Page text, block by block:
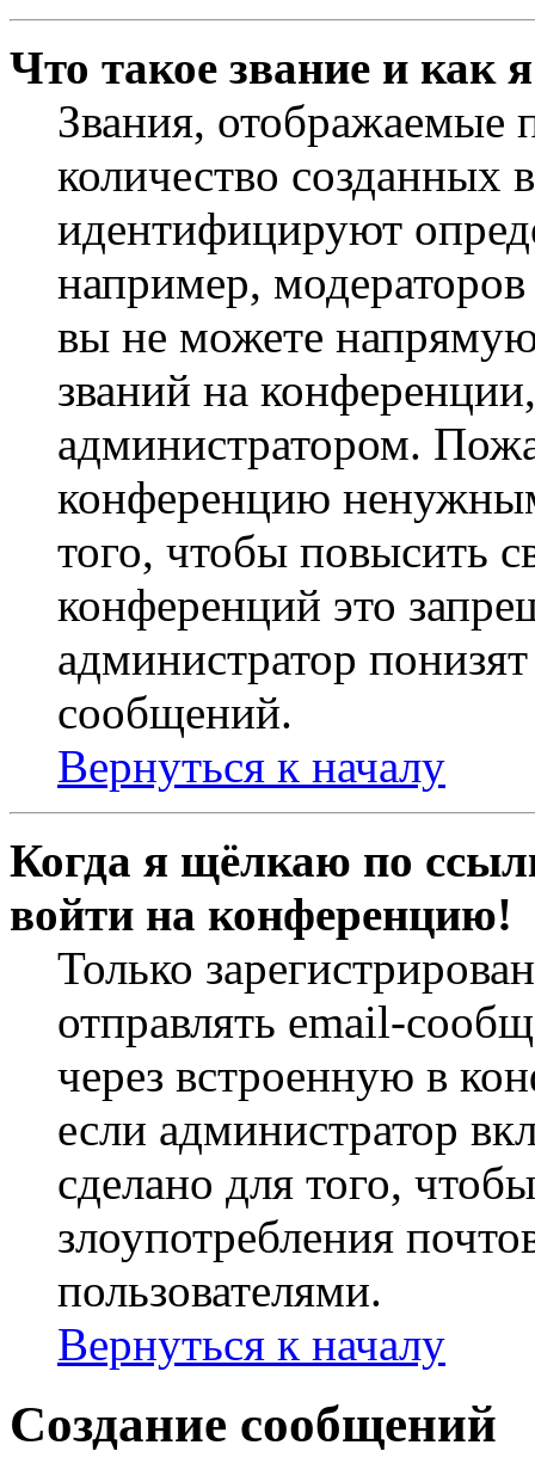
Что такое звание и как
Звания,
количество
идентифицируют
например,
вы не можете
званий на
администратором.
конференцию
того, чтобы повысить
конференций это
администратор
сообщений.
Вернуться к началу
Когда я щёлкаю по
войти на конференцию!
Только
отправлять email-
через встроенную в
если администратор
сделано для того,
злоупотребления
пользователями.
Вернуться к началу
Создание сообщений